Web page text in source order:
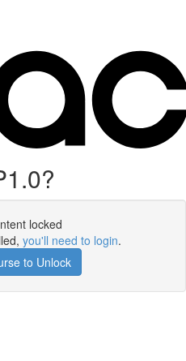
locked
you'll need to login.
to Unlock